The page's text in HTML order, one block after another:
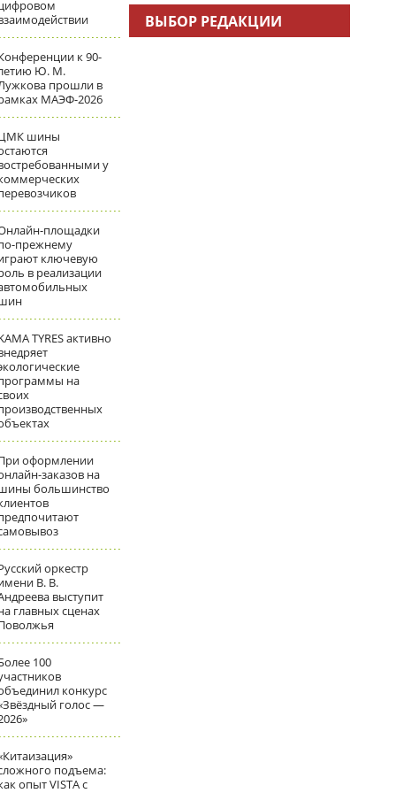
к 90-
Ю. М.
прошли в
МАЭФ-2026
шины
у
площадки
прежнему
ключевую
в реализации
TYRES активно
на
оформлении
заказов на
большинство
оркестр
В. В.
выступит
главных сценах
100
конкурс
голос —
подъема:
опыт VISTA с
ВЫБОР РЕДАКЦИИ